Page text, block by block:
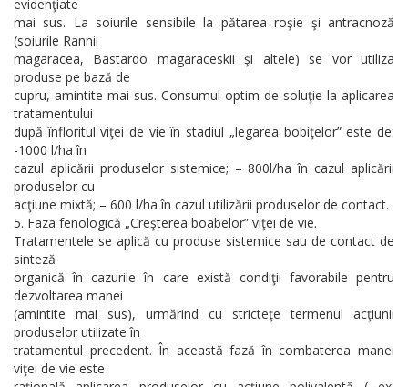
evidenţiate
mai sus. La soiurile sensibile la pătarea roşie şi antracnoză
(soiurile Rannii
magaracea, Bastardo magaraceskii şi altele) se vor utiliza
produse pe bază de
cupru, amintite mai sus. Consumul optim de soluţie la aplicarea
tratamentului
după înfloritul viţei de vie în stadiul „legarea bobiţelor” este de:
-1000 l/ha în
cazul aplicării produselor sistemice; – 800l/ha în cazul aplicării
produselor cu
acţiune mixtă; – 600 l/ha în cazul utilizării produselor de contact.
5. Faza fenologică „Creşterea boabelor” viţei de vie.
Tratamentele se aplică cu produse sistemice sau de contact de
sinteză
organică în cazurile în care există condiţii favorabile pentru
dezvoltarea manei
(amintite mai sus), urmărind cu stricteţe termenul acţiunii
produselor utilizate în
tratamentul precedent. În această fază în combaterea manei
viţei de vie este